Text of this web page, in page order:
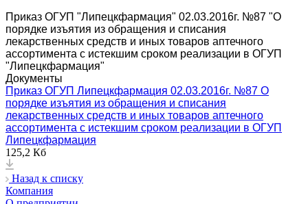
Приказ ОГУП "Липецкфармация" 02.03.2016г. №87 "О
порядке изъятия из обращения и списания
лекарственных средств и иных товаров аптечного
ассортимента с истекшим сроком реализации в ОГУП
"Липецкфармация"
Документы
Приказ ОГУП Липецкфармация 02.03.2016г. №87 О
порядке изъятия из обращения и списания
лекарственных средств и иных товаров аптечного
ассортимента с истекшим сроком реализации в ОГУП
Липецкфармация
125,2 Кб
Назад к списку
Компания